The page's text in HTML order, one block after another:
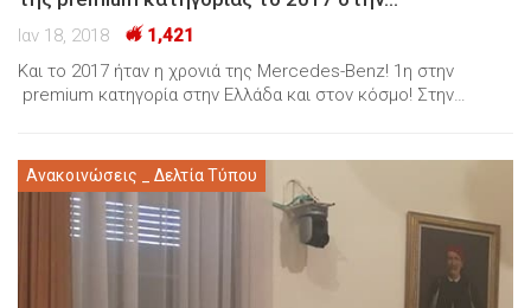
Ιαν 18, 2018
1,421
Και το 2017 ήταν η χρονιά της Mercedes-Benz! 1η στην
premium κατηγορία στην Ελλάδα και στον κόσμο! Στην…
Ανακοινώσεις _ Δελτία Τύπου